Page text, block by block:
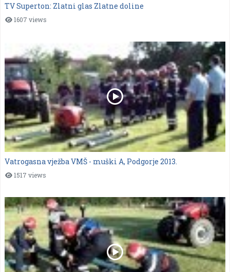
TV Superton: Zlatni glas Zlatne doline
1607 views
Vatrogasna vježba VMŠ - muški A, Podgorje 2013.
1517 views